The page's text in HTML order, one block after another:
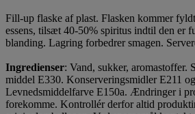
Fill-up flaske af plast. Flasken kommer
essens, tilsæt 40-50% spiritus indtil den er
blanding. Lagring forbedrer smagen.
Ingredienser: Vand, sukker, aromastoffer.
middel E330. Konserveringsmidler E211
Levnedsmiddelfarve E150a. Ændringer i
forekomme. Kontrollér derfor altid